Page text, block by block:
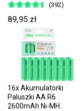
(392)
89,95 zł
16x Akumulatorki
Paluszki AA R6
2600mAh Ni-MH..